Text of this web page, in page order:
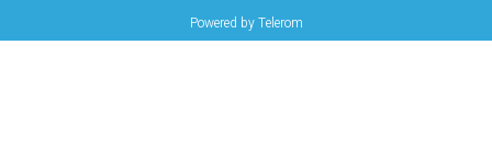
Powered by Telerom